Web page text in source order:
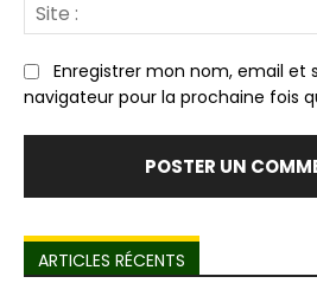
Enregistrer mon nom, email et
navigateur pour la prochaine fois
ARTICLES RÉCENTS